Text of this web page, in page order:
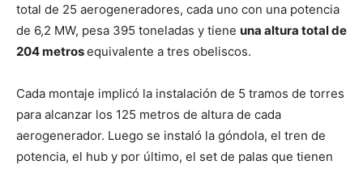
total de 25 aerogeneradores, cada uno con una potencia
de 6,2 MW, pesa 395 toneladas y tiene una altura total de
204 metrosequivalente a tres obeliscos.
Cada montaje implicó la instalación de 5 tramos de torres
para alcanzar los 125 metros de altura de cada
aerogenerador. Luego se instaló la góndola, el tren de
potencia, el hub y por último, el set de palas que tienen